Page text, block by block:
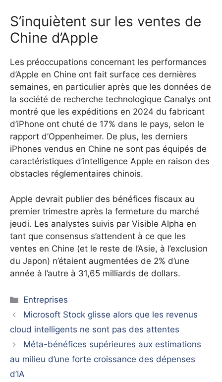
S’inquiètent sur les ventes de
Chine d’Apple
Les préoccupations concernant les performances
d’Apple en Chine ont fait surface ces dernières
semaines, en particulier après que les données de
la société de recherche technologique Canalys ont
montré que les expéditions en 2024 du fabricant
d’iPhone ont chuté de 17% dans le pays, selon le
rapport d’Oppenheimer. De plus, les derniers
iPhones vendus en Chine ne sont pas équipés de
caractéristiques d’intelligence Apple en raison des
obstacles réglementaires chinois.
Apple devrait publier des bénéfices fiscaux au
premier trimestre après la fermeture du marché
jeudi. Les analystes suivis par Visible Alpha en
tant que consensus s’attendent à ce que les
ventes en Chine (et le reste de l’Asie, à l’exclusion
du Japon) n’étaient augmentées de 2% d’une
année à l’autre à 31,65 milliards de dollars.
Catégories
Entreprises
Microsoft Stock glisse alors que les revenus
cloud intelligents ne sont pas des attentes
Méta-bénéfices supérieures aux estimations
au milieu d’une forte croissance des dépenses
d’IA